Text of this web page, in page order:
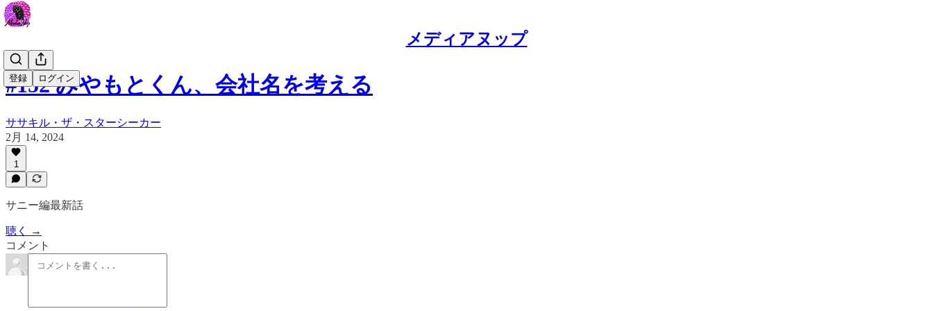
メディアヌップ
登録 ログイン
#152 みやもとくん、会社名を考える
ササキル・ザ・スターシーカー
2月 14, 2024
1
サニー編最新話
聴く →
コメント